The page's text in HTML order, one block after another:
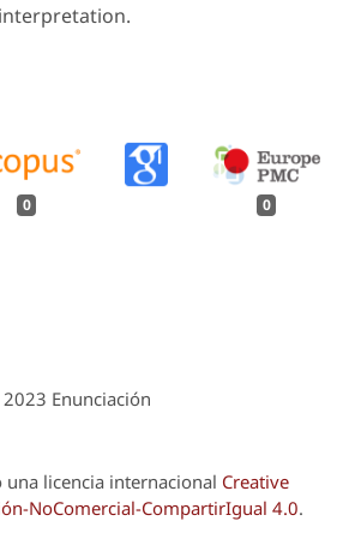
0 0
Enunciación
una licencia internacional Creative
NoComercial-CompartirIgual 4.0.